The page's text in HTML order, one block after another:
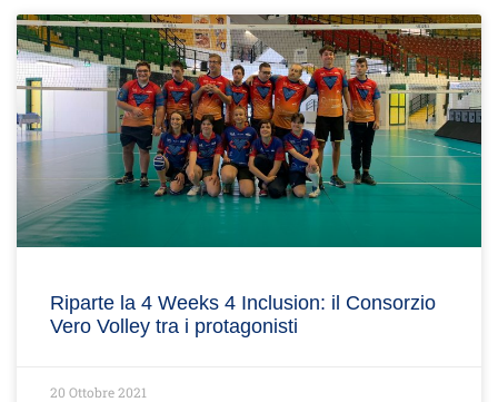
Riparte la 4 Weeks 4 Inclusion: il Consorzio
Vero Volley tra i protagonisti
20 Ottobre 2021